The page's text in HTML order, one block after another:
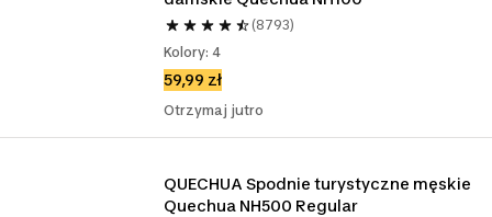
(8793)
Kolory: 4
59,99 zł
Otrzymaj jutro
QUECHUA Spodnie turystyczne męskie
Quechua NH500 Regular